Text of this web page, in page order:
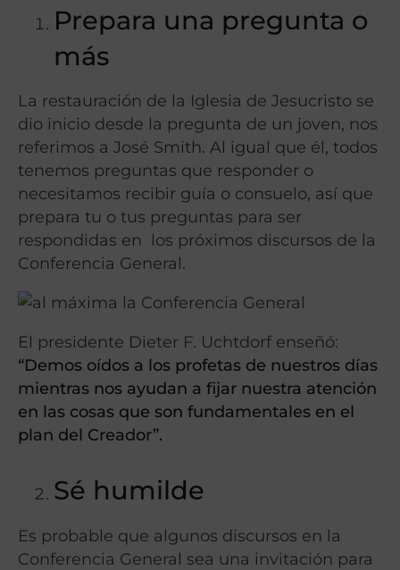
Prepara una pregunta o
más
La restauración de la Iglesia de Jesucristo se
dio inicio desde la pregunta de un joven, nos
referimos a José Smith. Al igual que él, todos
tenemos preguntas que responder o
necesitamos recibir guía o consuelo, así que
prepara tu o tus preguntas para ser
respondidas en los próximos discursos de la
Conferencia General.
El presidente Dieter F. Uchtdorf enseñó:
“Demos oídos a los profetas de nuestros días
mientras nos ayudan a fijar nuestra atención
en las cosas que son fundamentales en el
plan del Creador”.
Sé humilde
Es probable que algunos discursos en la
Conferencia General sea una invitación para